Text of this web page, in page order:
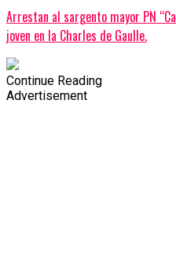
Arrestan al sargento mayor PN
joven en la Charles de Gaulle.
Continue Reading
Advertisement